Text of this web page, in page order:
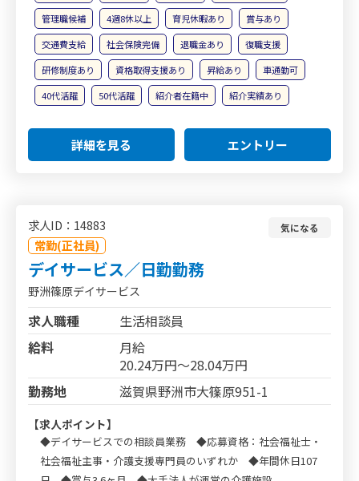
管理職候補
4週8休以上 育児休暇あり
賞与あり
交通費支給
社会保険完備 退職金あり
復職支援
研修制度あり
資格取得支援あり 昇給あり
車通勤可
40代活躍
50代活躍 紹介者在籍中 紹介実績あり
詳細を見る エントリー
求人ID：14883
常勤(正社員)
気になる
デイサービス／日勤勤務
野洲篠原デイサービス
求人職種
生活相談員
給料
月給
20.24万円～28.04万円
勤務地
滋賀県野洲市大篠原951-1
【求人ポイント】
◆デイサービスでの相談員業務 ◆応募資格：社会福祉士・
社会福祉主事・介護支援専門員のいずれか ◆年間休日107